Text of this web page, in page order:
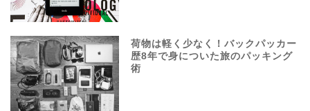
荷物は軽く少なく！バックパッカー
歴8年で身についた旅のパッキング
術